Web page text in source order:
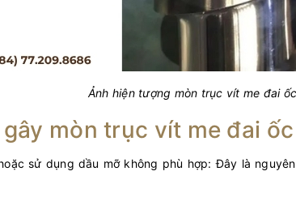
Ảnh hiện tượng mòn trục vít me đai
mòn trục vít me đai
sử dụng dầu mỡ không phù hợp: Đây là